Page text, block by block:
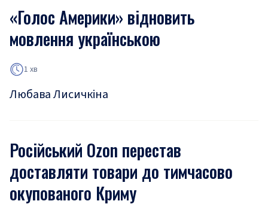
«Голос Америки» відновить
мовлення українською
1 хв
Любава Лисичкіна
Російський Ozon перестав
доставляти товари до тимчасово
окупованого Криму